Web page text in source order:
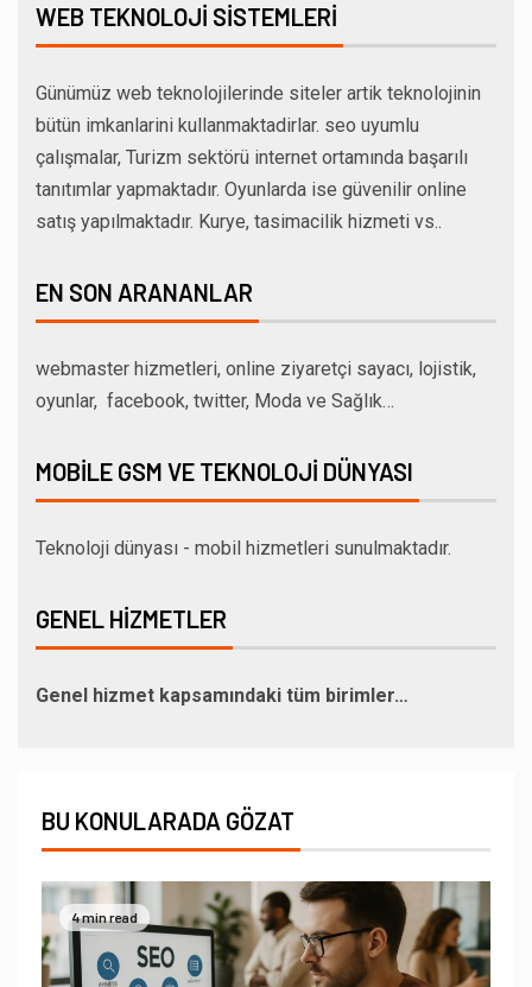
WEB TEKNOLOJI SISTEMLERI
Günümüz web teknolojilerinde siteler artik teknolojinin
bütün imkanlarini kullanmaktadirlar. seo uyumlu
çalışmalar, Turizm sektörü internet ortamında başarılı
tanıtımlar yapmaktadır. Oyunlarda ise güvenilir online
satış yapılmaktadır. Kurye, tasimacilik hizmeti vs..
EN SON ARANANLAR
webmaster hizmetleri, online ziyaretçi sayacı, lojistik,
oyunlar, facebook, twitter, Moda ve Sağlık…
MOBILE GSM VE TEKNOLOJI DÜNYASI
Teknoloji dünyası - mobil hizmetleri sunulmaktadır.
GENEL HIZMETLER
Genel hizmet kapsamındaki tüm birimler…
BU KONULARADA GÖZAT
4 min read